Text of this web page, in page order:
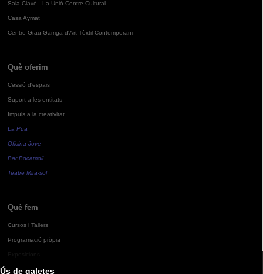
Ús de galetes
Sala Clavé - La Unió Centre Cultural
Casa Aymat
Centre Grau-Garriga d'Art Tèxtil Contemporani
Què oferim
Cessió d'espais
Suport a les entitats
Impuls a la creativitat
La Pua
Oficina Jove
Bar Bocamoll
Teatre Mira-sol
Què fem
Cursos i Tallers
Programació pròpia